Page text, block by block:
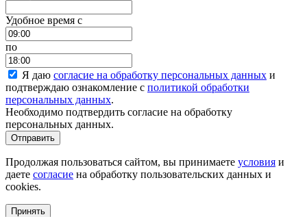
Удобное время c
по
Я даю согласие на обработку персональных данных и
подтверждаю ознакомление с политикой обработки
персональных данных.
Необходимо подтвердить согласие на обработку
персональных данных.
Отправить
Продолжая пользоваться сайтом, вы принимаете условия и
даете согласие на обработку пользовательских данных и
cookies.
Принять